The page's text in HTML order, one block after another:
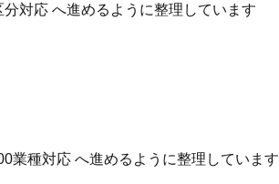
対応 へ進めるように整理しています
業種対応 へ進めるように整理しています